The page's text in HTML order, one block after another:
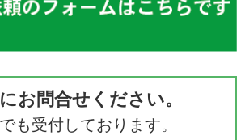
お問合せください。
も受付しております。